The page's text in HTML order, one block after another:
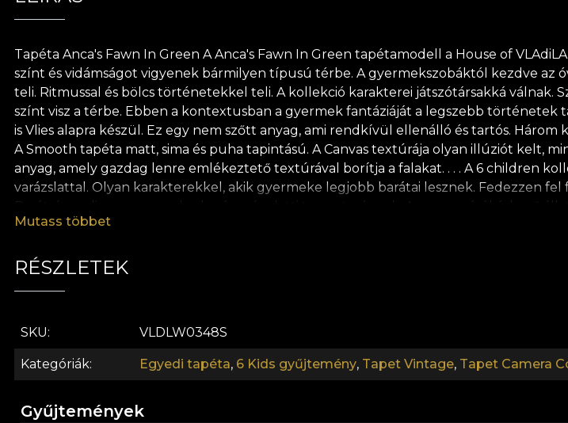
Tapéta Anca's Fawn In Green A Anca's Fawn In Green tapétamodell a House of
színt és vidámságot vigyenek bármilyen típusú térbe. A gyermekszobáktól kezdve az
teli. Ritmussal és bölcs történetekkel teli. A kollekció karakterei játszótársakká válnak.
színt visz a térbe. Ebben a kontextusban a gyermek fantáziáját a legszebb történetek
is Vlies alapra készül. Ez egy nem szőtt anyag, ami rendkívül ellenálló és tartós.
A Smooth tapéta matt, sima és puha tapintású. A Canvas textúrája olyan illúziót kelt,
anyag, amely gazdag lenre emlékeztető textúrával borítja a falakat. . . . A 6 children
varázslattal. Olyan karakterekkel, akik gyermeke legjobb barátai lesznek. Fedezzen
Barátságos dinoszauruszok, elegáns víz alatti teremtmények. A szavannáról érkező
játszani kezdjenek. Minden karaktert román illusztrátorok tervezték, kifejezetten
tapéta felhelyezéséhez. Ily módon gyors, biztonságos és hatékony átalakítási
Mutass többet
RÉSZLETEK
SKU VLDLW0348S
Kategóriák Egyedi tapéta, 6 Kids gyűjtemény, Tapet Vintage, Tapet Camera
Gyűjtemények